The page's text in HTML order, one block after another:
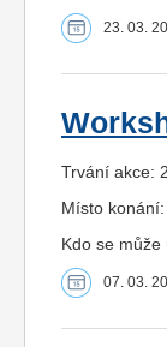
23. 03.
Trvání akce:
Místo
Kdo se
07. 03.